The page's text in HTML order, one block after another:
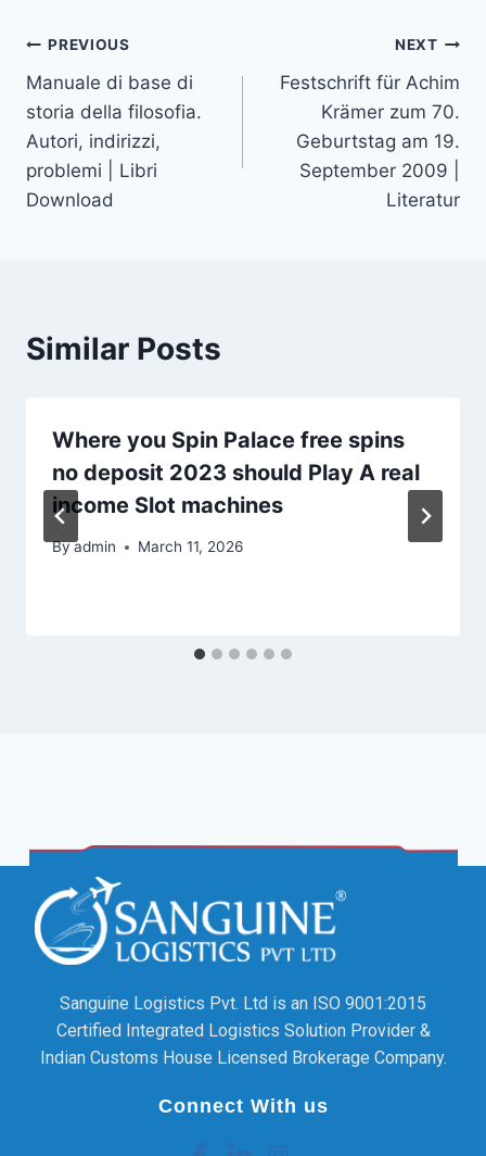
PREVIOUS
Manuale di base di
storia della filosofia.
Autori, indirizzi,
problemi | Libri
Download
NEXT
Festschrift für Achim
Krämer zum 70.
Geburtstag am 19.
September 2009 |
Literatur
Similar Posts
Where you Spin Palace free spins
no deposit 2023 should Play A real
income Slot machines
Byadmin March 11, 2026
Sanguine Logistics Pvt. Ltd is an ISO 9001:2015
Certified Integrated Logistics Solution Provider &
Indian Customs House Licensed Brokerage Company.
Connect With us